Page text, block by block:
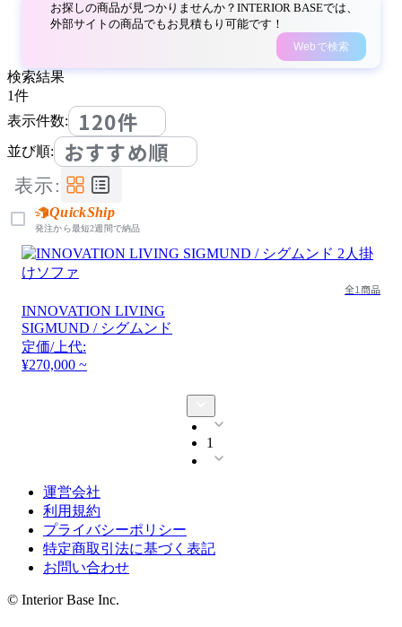
お探しの商品が見つかりませんか？INTERIOR BASEでは、
外部サイトの商品でもお見積もり可能です！
Webで検索
検索結果
1件
表示件数:
120件
並び順: おすすめ順
表示:
QuickShip
発注から最短2週間で納品
全1商品
INNOVATION LIVING
SIGMUND / シグムンド
定価/上代:
¥270,000 ~
1
運営会社
利用規約
プライバシーポリシー
特定商取引法に基づく表記
お問い合わせ
© Interior Base Inc.